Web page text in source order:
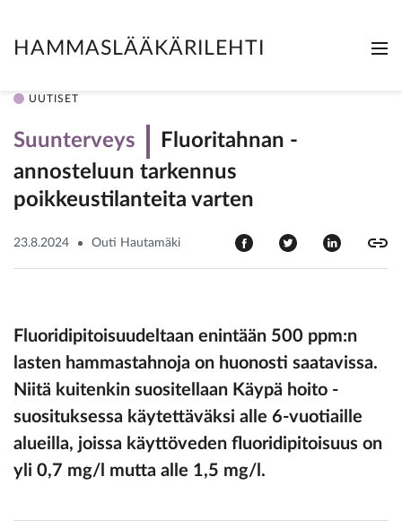
HAMMASLÄÄKÄRILEHTI
UUTISET
Suunterveys
Fluoritahnan ­
annosteluun tarkennus
poikkeustilanteita varten
23.8.2024 Outi Hautamäki
Fluoridipitoisuudeltaan enintään 500 ppm:n
lasten hammastahnoja on huonosti saatavissa.
Niitä kuitenkin suositellaan Käypä hoito -
suosituksessa käytettäväksi alle 6-vuotiaille
alueilla, joissa käyttöveden fluoridipitoisuus on
yli 0,7 mg/l mutta alle 1,5 mg/l.